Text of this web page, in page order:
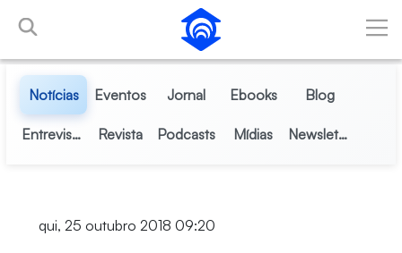
Pular para o Conteúdo principal
Notícias Eventos Jornal Ebooks Blog
Entrevistas Revista Podcasts Mídias Newsletter
qui, 25 outubro 2018 09:20